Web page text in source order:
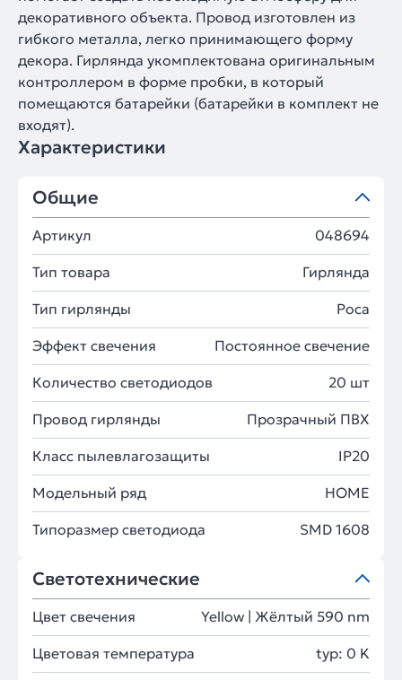
декоративного объекта. Провод изготовлен из
гибкого металла, легко принимающего форму
декора. Гирлянда укомплектована оригинальным
контроллером в форме пробки, в который
помещаются батарейки (батарейки в комплект не
входят).
Характеристики
Общие
Артикул 048694
Тип товара Гирлянда
Тип гирлянды Роса
Эффект свечения Постоянное свечение
Количество светодиодов 20 шт
Провод гирлянды Прозрачный ПВХ
Класс пылевлагозащиты IP20
Модельный ряд HOME
Типоразмер светодиода SMD 1608
Светотехнические
Цвет свечения Yellow | Жёлтый 590 nm
Цветовая температура typ: 0 K